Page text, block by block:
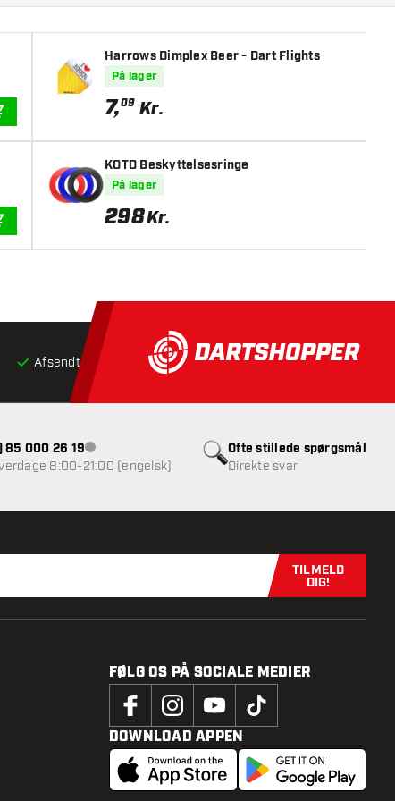
Harrows Dimplex Beer - Dart Flights
På lager
7,09 Kr.
KOTO Beskyttelsesringe
På lager
298Kr.
Afsendt inden for 24 timer Gratisfragt ved køb over
Ofte stillede spørgsmål
Direkte svar
85 000 26 19Kundeservice ikke tilgængelig
8:00-21:00 (engelsk)
Tilmeld dig
TILMELD
DIG!
FØLG OS PÅ SOCIALE MEDIER
DOWNLOAD APPEN